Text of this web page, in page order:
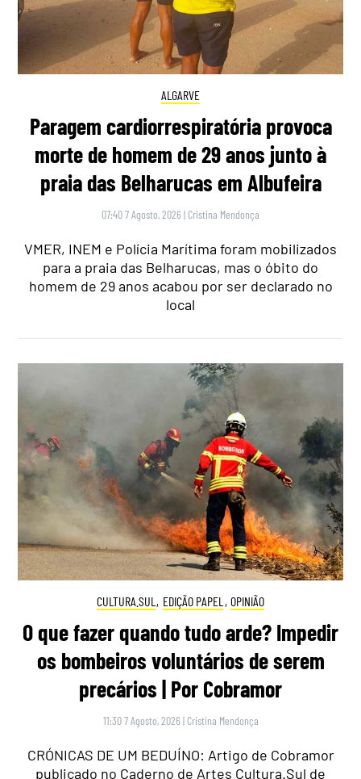
ALGARVE
Paragem cardiorrespiratória provoca
morte de homem de 29 anos junto à
praia das Belharucas em Albufeira
07:40 7 Agosto, 2026 | Cristina Mendonça
VMER, INEM e Polícia Marítima foram mobilizados
para a praia das Belharucas, mas o óbito do
homem de 29 anos acabou por ser declarado no
local
CULTURA.SUL , EDIÇÃO PAPEL , OPINIÃO
O que fazer quando tudo arde? Impedir
os bombeiros voluntários de serem
precários | Por Cobramor
11:30 7 Agosto, 2026 | Cristina Mendonça
CRÓNICAS DE UM BEDUÍNO: Artigo de Cobramor
publicado no Caderno de Artes Cultura.Sul de